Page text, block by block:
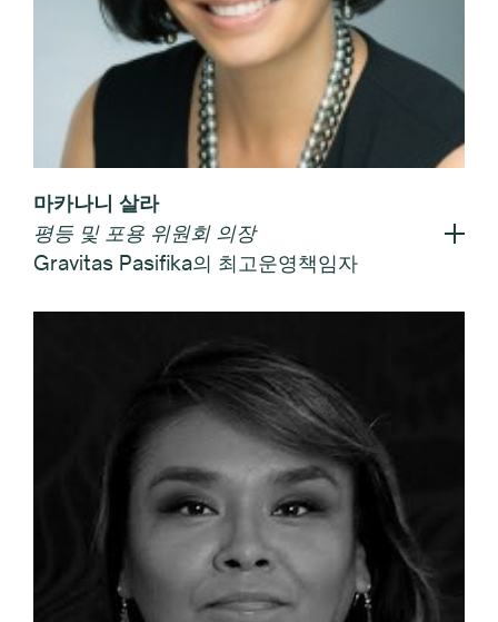
마카나니 살라
평등 및 포용 위원회 의장
Gravitas Pasifika의 최고운영책임자